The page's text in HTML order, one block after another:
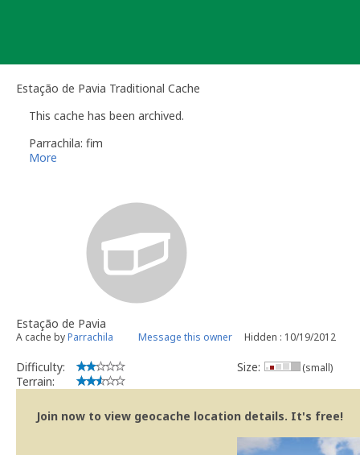
Estação de Pavia Traditional Cache
This cache has been archived.
Parrachila: fim
More
Estação de Pavia
A cache byParrachila Message this owner Hidden : 10/19/2012
Difficulty:
Terrain:
Size: (small)
Join now to view geocache location details. It's free!